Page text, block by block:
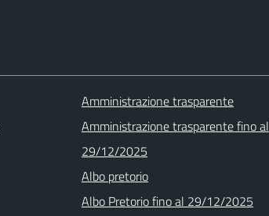
Amministrazione trasparente
Amministrazione trasparente fino al
29/12/2025
Albo pretorio
Albo Pretorio fino al 29/12/2025